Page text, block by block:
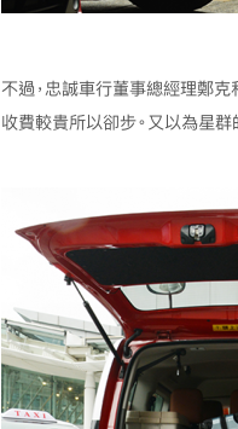
不過，忠誠車行董事總經理鄭克
收費較貴所以卻步。又以為星